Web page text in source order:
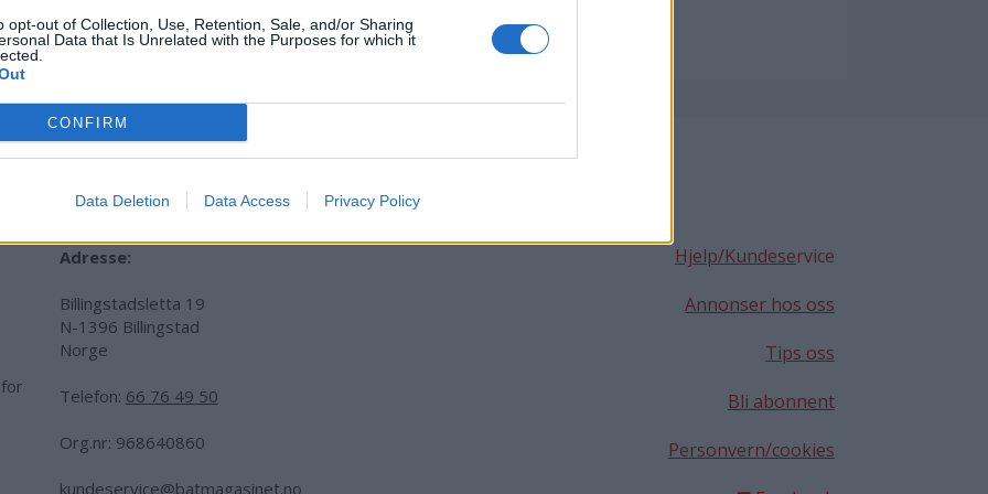
opt-out of Collection, Use, Retention, Sale, and/or Sharing
Data that Is Unrelated with the Purposes for which it
CONFIRM
Data Deletion Data Access Privacy Policy
HAGEFJORDEN GJESTEHAVN TVEDESTRAND SERVICEBYGG
Adresse:
Billingstadsletta 19
N-1396 Billingstad
Norge
Telefon: 66 76 49 50
Org.nr: 968640860
kundeservice@batmagasinet.no
Hjelp/Kundeservice
Annonser hos oss
Tips oss
Bli abonnent
Personvern/cookies